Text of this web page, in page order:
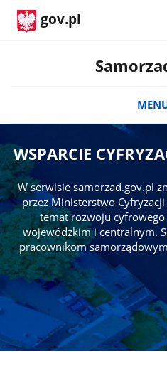
gov.pl
WSPARCIE
W serwisie samorzad.gov.pl
przez Ministerstwo
temat rozwoju
wojewódzkim i centralnym.
pracownikom